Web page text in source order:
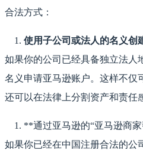
合法方式：
使用子公司或法人的名义创
如果你的公司已经具备独立法人
名义申请亚马逊账户。这样不仅
还可以在法律上分割资产和责任
**通过亚马逊的“亚马逊商
如果你已经在中国注册合法的公